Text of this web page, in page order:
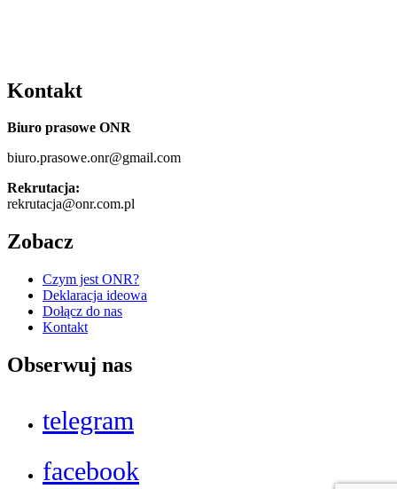
Kontakt
Biuro prasowe ONR
biuro.prasowe.onr@gmail.com
Rekrutacja:
rekrutacja@onr.com.pl
Zobacz
Czym jest ONR?
Deklaracja ideowa
Dołącz do nas
Kontakt
Obserwuj nas
telegram
facebook